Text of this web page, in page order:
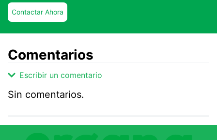
Contactar Ahora
Comentarios
Escribir un comentario
Comentario
Sin comentarios.